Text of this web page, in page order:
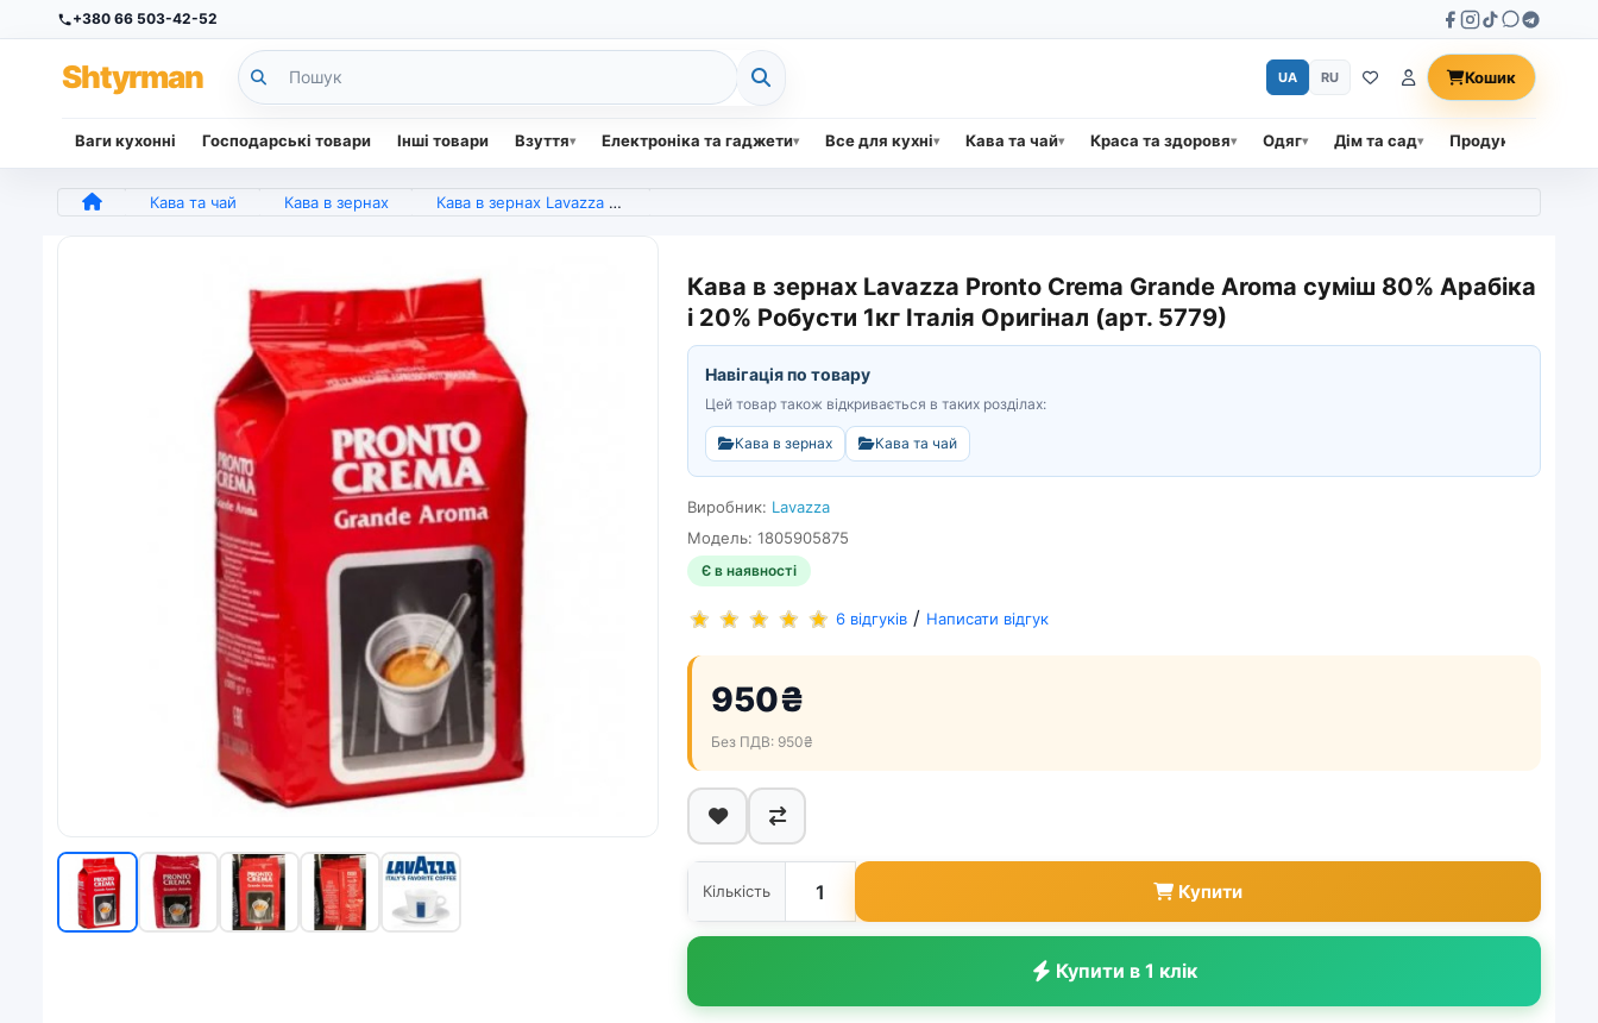
+380 66 503-42-52
Shtyrman
Ваги кухонні Господарські товари Інші товари Взуття Електроніка та гаджети Все для кухні Кава та чай Краса та здоровя Одяг Дім та сад Продукти
UA RU Кошик
Кава та чай Кава в зернах Кава в зернах Lavazza Pronto Crema Grande Aroma суміш 80% Арабіка і 20% Робусти 1кг Італія Оригінал (арт. 5779)
Кава в зернах Lavazza Pronto Crema Grande Aroma суміш 80% Арабіка
і 20% Робусти 1кг Італія Оригінал (арт. 5779)
Навігація по товару
Цей товар також відкривається в таких розділах:
Кава в зернах Кава та чай
Виробник: Lavazza
Модель: 1805905875
Є в наявності
6 відгуків / Написати відгук
950₴
Без ПДВ: 950₴
Кількість Купити
Купити в 1 клік